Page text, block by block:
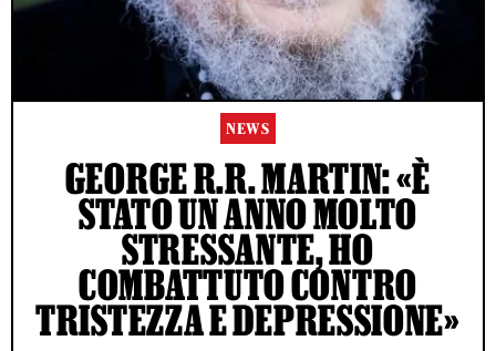
NEWS
GEORGE R.R. MARTIN: «È
STATO UN ANNO MOLTO
STRESSANTE, HO
COMBATTUTO CONTRO
TRISTEZZA E DEPRESSIONE»